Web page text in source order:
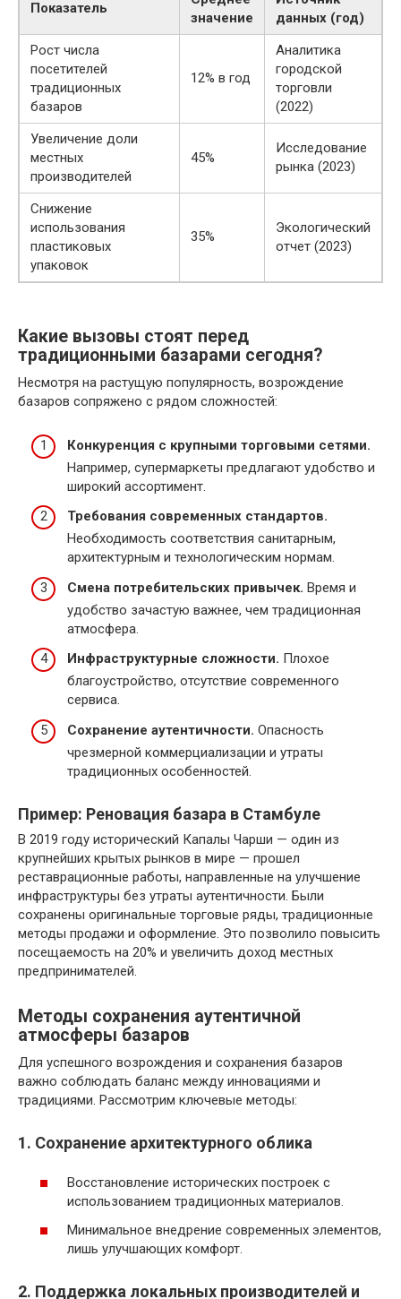
Показатель
значение
данных (год)
Рост числа
посетителей
традиционных
базаров
12% в год
Аналитика
городской
торговли
(2022)
Увеличение доли
местных
производителей
45%
Исследование
рынка (2023)
Снижение
использования
пластиковых
упаковок
35%
Экологический
отчет (2023)
Какие вызовы стоят перед
традиционными базарами сегодня?
Несмотря на растущую популярность, возрождение
базаров сопряжено с рядом сложностей:
Конкуренция с крупными торговыми сетями.
Например, супермаркеты предлагают удобство и
широкий ассортимент.
Требования современных стандартов.
Необходимость соответствия санитарным,
архитектурным и технологическим нормам.
Смена потребительских привычек. Время и
удобство зачастую важнее, чем традиционная
атмосфера.
Инфраструктурные сложности. Плохое
благоустройство, отсутствие современного
сервиса.
Сохранение аутентичности. Опасность
чрезмерной коммерциализации и утраты
традиционных особенностей.
Пример: Реновация базара в Стамбуле
В 2019 году исторический Капалы Чарши — один из
крупнейших крытых рынков в мире — прошел
реставрационные работы, направленные на улучшение
инфраструктуры без утраты аутентичности. Были
сохранены оригинальные торговые ряды, традиционные
методы продажи и оформление. Это позволило повысить
посещаемость на 20% и увеличить доход местных
предпринимателей.
Методы сохранения аутентичной
атмосферы базаров
Для успешного возрождения и сохранения базаров
важно соблюдать баланс между инновациями и
традициями. Рассмотрим ключевые методы:
1. Сохранение архитектурного облика
Восстановление исторических построек с
использованием традиционных материалов.
Минимальное внедрение современных элементов,
лишь улучшающих комфорт.
2. Поддержка локальных производителей и